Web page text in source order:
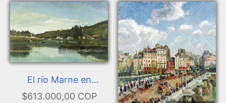
El río Marne en
Chennevières
$613.000,00 COP